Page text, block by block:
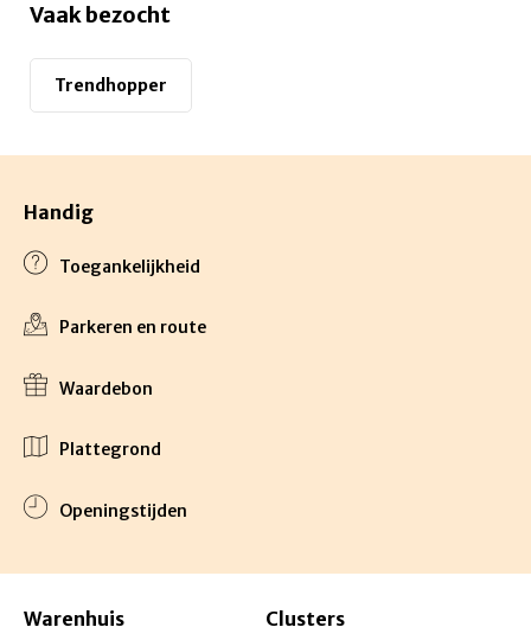
Vaak bezocht
Trendhopper
Handig
Toegankelijkheid
Parkeren en route
Waardebon
Plattegrond
Openingstijden
Warenhuis Clusters